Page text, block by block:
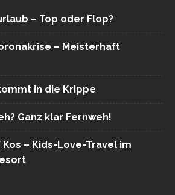
– Top oder Flop?
– Meisterhaft
in die Krippe
Ganz klar Fernweh!
– Kids-Love-Travel im